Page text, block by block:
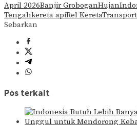
April 2026Banjir GroboganHujan
Tengahkereta apiRel Kereta
Sebarkan
Pos terkait